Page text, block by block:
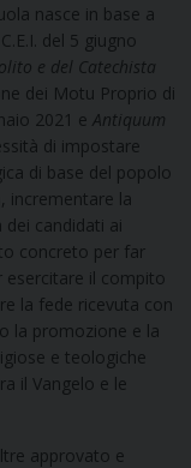
nasce in base a
del 5 giugno
e del Catechista
dei Motu Proprio di
2021 e Antiquum
di impostare
di base del popolo
incrementare la
candidati ai
concreto per far
esercitare il compito
la fede ricevuta con
la promozione e la
e teologiche
il Vangelo e le
approvato e